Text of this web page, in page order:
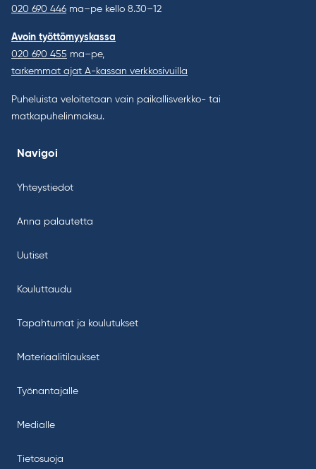
020 690 446 ma–pe kello 8.30–12
Avoin työttömyyskassa
020 690 455 ma–pe,
tarkemmat ajat A-kassan verkkosivuilla
Puheluista veloitetaan vain paikallisverkko- tai
matkapuhelinmaksu.
Navigoi
Yhteystiedot
Anna palautetta
Uutiset
Kouluttaudu
Tapahtumat ja koulutukset
Materiaalitilaukset
Työnantajalle
Medialle
Tietosuoja